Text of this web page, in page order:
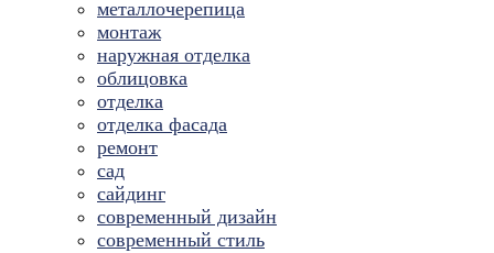
металлочерепица
монтаж
наружная отделка
облицовка
отделка
отделка фасада
ремонт
сад
сайдинг
современный дизайн
современный стиль